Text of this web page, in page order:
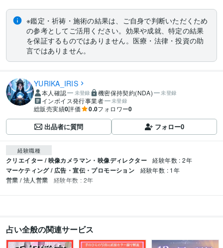
※鑑定・祈祷・施術の結果は、ご自身で判断いただくため
の参考としてご活用ください。効果や成就、特定の結果
を保証するものではありません。医療・法律・投資の助
言ではありません。
YURIKA_IRIS
本人確認 未登録 機密保持契約(NDA) 未登録
インボイス発行事業者 未登録
総販売実績0評価 0.0フォロワー0
出品者に質問 フォロー0
経験職種
クリエイター / 映像カメラマン・映像ディレクター 経験年数 : 2年
マーケティング / 広告・宣伝・プロモーション 経験年数 : 1年
営業 / 法人営業 経験年数 : 2年
占い全般の関連サービス